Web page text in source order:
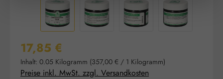
Regulärer Preis:
17,85 €
Inhalt: 0.05 Kilogramm (357,00 € / 1 Kilogramm)
Preise inkl. MwSt. zzgl. Versandkosten